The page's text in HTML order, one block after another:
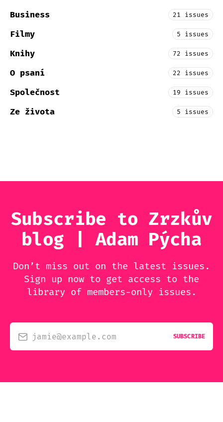
Business 21 issues
Filmy 5 issues
Knihy 72 issues
O psaní 22 issues
Společnost 19 issues
Ze života 5 issues
Subscribe to Zrzkův
blog | Adam Pýcha
Don’t miss out on the latest issues.
Sign up now to get access to the
library of members-only issues.
jamie@example.com SUBSCRIBE